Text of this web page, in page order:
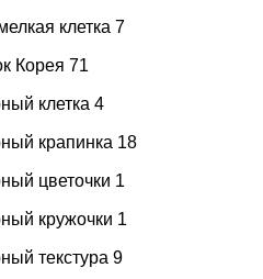
клетка 7
Корея 71
клетка 4
крапинка 18
цветочки 1
кружочки 1
текстура 9